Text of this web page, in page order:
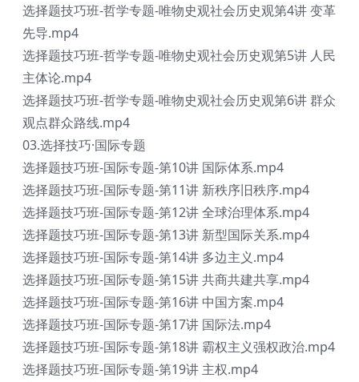
选择题技巧班-哲学专题-唯物史观社会历史观第4讲 变革
先导.mp4
选择题技巧班-哲学专题-唯物史观社会历史观第5讲 人民
主体论.mp4
选择题技巧班-哲学专题-唯物史观社会历史观第6讲 群众
观点群众路线.mp4
03.选择技巧·国际专题
选择题技巧班-国际专题-第10讲 国际体系.mp4
选择题技巧班-国际专题-第11讲 新秩序旧秩序.mp4
选择题技巧班-国际专题-第12讲 全球治理体系.mp4
选择题技巧班-国际专题-第13讲 新型国际关系.mp4
选择题技巧班-国际专题-第14讲 多边主义.mp4
选择题技巧班-国际专题-第15讲 共商共建共享.mp4
选择题技巧班-国际专题-第16讲 中国方案.mp4
选择题技巧班-国际专题-第17讲 国际法.mp4
选择题技巧班-国际专题-第18讲 霸权主义强权政治.mp4
选择题技巧班-国际专题-第19讲 主权.mp4